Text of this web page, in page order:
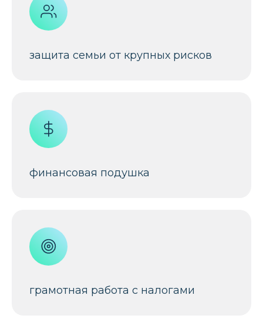
защита семьи от крупных рисков
финансовая подушка
грамотная работа с налогами